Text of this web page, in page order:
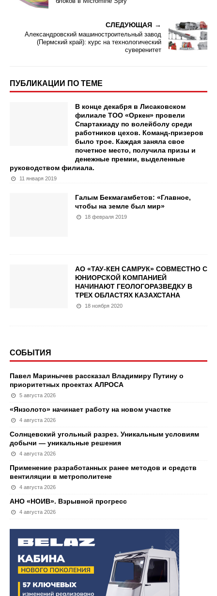
СЛЕДУЮЩАЯ
Александровский машиностроительный завод
(Пермский край): курс на технологический
суверенитет
ПУБЛИКАЦИИ ПО ТЕМЕ
В конце декабря в Лисаковском
филиале ТОО «Оркен» провели
Спартакиаду по волейболу среди
работников цехов. Команд-призеров
было трое. Каждая заняла свое
почетное место, получила призы и
денежные премии, выделенные
руководством филиала.
11 января 2019
Галым Бекмагамбетов: «Главное,
чтобы на земле был мир»
18 февраля 2019
АО «ТАУ-КЕН САМРУК» СОВМЕСТНО С
ЮНИОРСКОЙ КОМПАНИЕЙ
НАЧИНАЮТ ГЕОЛОГОРАЗВЕДКУ В
ТРЕХ ОБЛАСТЯХ КАЗАХСТАНА
18 ноября 2020
СОБЫТИЯ
Павел Маринычев рассказал Владимиру Путину о
приоритетных проектах АЛРОСА
5 августа 2026
«Янзолото» начинает работу на новом участке
4 августа 2026
Солнцевский угольный разрез. Уникальным условиям
добычи — уникальные решения
4 августа 2026
Применение разработанных ранее методов и средств
вентиляции в метрополитене
4 августа 2026
АНО «НОИВ». Взрывной прогресс
4 августа 2026